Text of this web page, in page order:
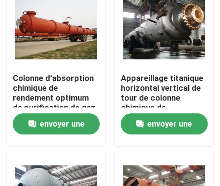
Visite de l'usine
Contrôle de la qualité
Nous contacter
Nouvelles
Autoclave d'AAC
Colonne d'absorption
chimique de
rendement optimum
de purification de gaz
résiduel de colonne
envoyer une
Appareillage titanique
horizontal vertical de
tour de colonne
chimique de
personnalisation
envoyer une